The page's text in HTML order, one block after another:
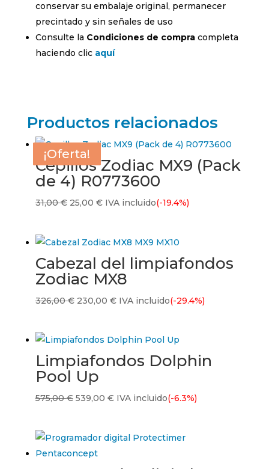
conservar su embalaje original, permanecer
precintado y sin señales de uso
Consulte la Condiciones de compracompleta
haciendo clic aquí
Productos relacionados
¡Oferta!
Cepillos Zodiac MX9 (Pack
de 4) R0773600
31,00€ El
era:
31,00 €.
25,00 €El
es:
25,00 €.
IVA incluido(-19.4%)
¡Oferta!
Cabezal del limpiafondos
Zodiac MX8
326,00€ El
326,00 €.
230,00 €El
es:
230,00 €.
IVA incluido(-29.4%)
¡Oferta!
Limpiafondos Dolphin
Pool Up
575,00€ El
era:
575,00 €.
539,00 €El
es:
IVA incluido(-6.3%)
¡Oferta!